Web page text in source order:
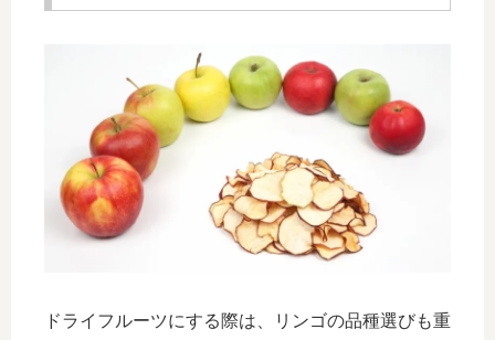
ドライフルーツにする際は、リンゴの品種選びも重